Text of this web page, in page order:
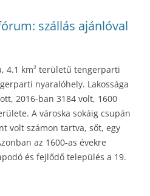
szállás ajánlóval
4.1 km² területű tengerparti
nyaralóhely. Lakossága
2016-ban 3184 volt, 1600
A városka sokáig csupán
volt számon tartva, sőt, egy
az 1600-as évekre
és fejlődő település a 19.